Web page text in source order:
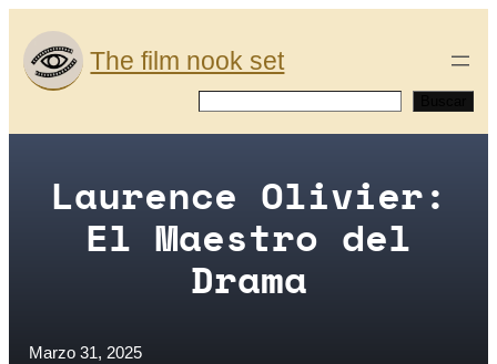
contenido
The film nook set
Laurence Olivier:
El Maestro del
Drama
Marzo 31, 2025